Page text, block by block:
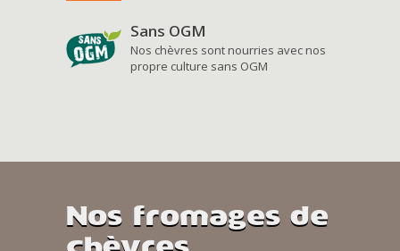
Sans OGM
Nos chèvres sont nourries avec nos
propre culture sans OGM
Nos fromages de
chèvres